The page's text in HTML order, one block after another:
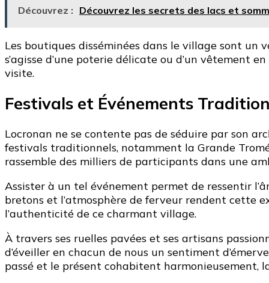
Découvrez : Découvrez les secrets des lacs et
Les boutiques disséminées dans le village sont
s’agisse d’une poterie délicate ou d’un vêtement
visite.
Festivals et Événements
Locronan ne se contente pas de séduire par son
festivals traditionnels, notamment la Grande
rassemble des milliers de participants dans une
Assister à un tel événement permet de ressentir
bretons et l’atmosphère de ferveur rendent cette
l’authenticité de ce charmant village.
À travers ses ruelles pavées et ses artisans
d’éveiller en chacun de nous un sentiment
passé et le présent cohabitent harmonieusement,